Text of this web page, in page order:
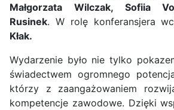
Małgorzata Wilczak, Sofiia
Rusinek. W rolę konferansjera
Kłak.
Wydarzenie było nie tylko
świadectwem ogromnego
którzy z zaangażowaniem
kompetencje zawodowe. Dzięki